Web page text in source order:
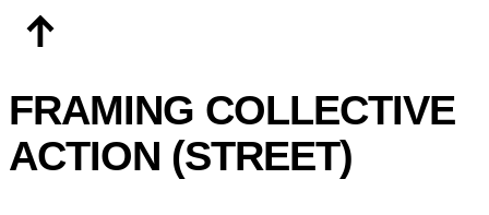
Zum
Inhalt
FRAMING COLLECTIVE
ACTION (STREET)